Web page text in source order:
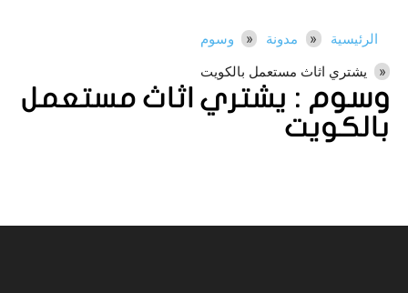
وسوم : يشتري اثاث مستعمل
بالكويت
الرئيسية مدونة
وسوم
يشتري اثاث مستعمل بالكويت